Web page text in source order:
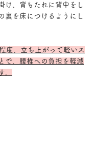
け、背もたれに背中をし
裏を床につけるようにし
度、立ち上がって軽いス
で、腰椎への負担を軽減
。